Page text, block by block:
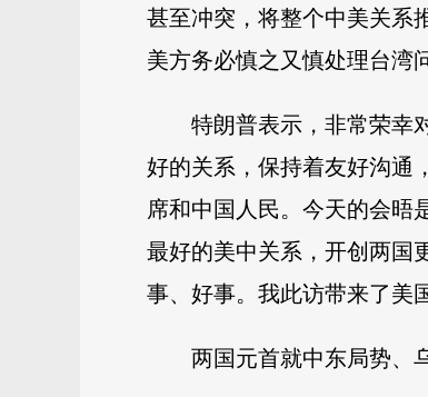
甚至冲突，将整个中美关系
美方务必慎之又慎处理台湾
特朗普表示，非常荣幸
好的关系，保持着友好沟通
席和中国人民。今天的会晤
最好的美中关系，开创两国
事、好事。我此访带来了美
两国元首就中东局势、